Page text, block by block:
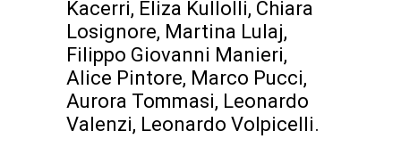
Kacerri, Eliza Kullolli, Chiara
Losignore, Martina Lulaj,
Filippo Giovanni Manieri,
Alice Pintore, Marco Pucci,
Aurora Tommasi, Leonardo
Valenzi, Leonardo Volpicelli.